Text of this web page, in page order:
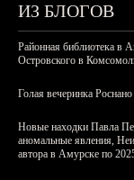
ИЗ БЛОГОВ
Районная библиотека в
Островского в
Голая вечеринка
Новые находки Павла
аномальные явления,
автора в Амурске по